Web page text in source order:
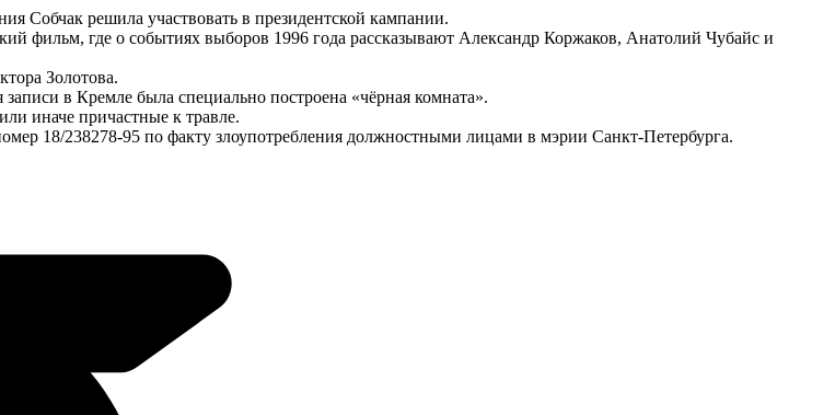
Собчак решила участвовать в президентской кампании.
фильм, где о событиях выборов 1996 года рассказывают Александр Коржаков, Анатолий Чубайс и
Золотова.
в Кремле была специально построена «чёрная комната».
иначе причастные к травле.
18/238278-95 по факту злоупотребления должностными лицами в мэрии Санкт-Петербурга.